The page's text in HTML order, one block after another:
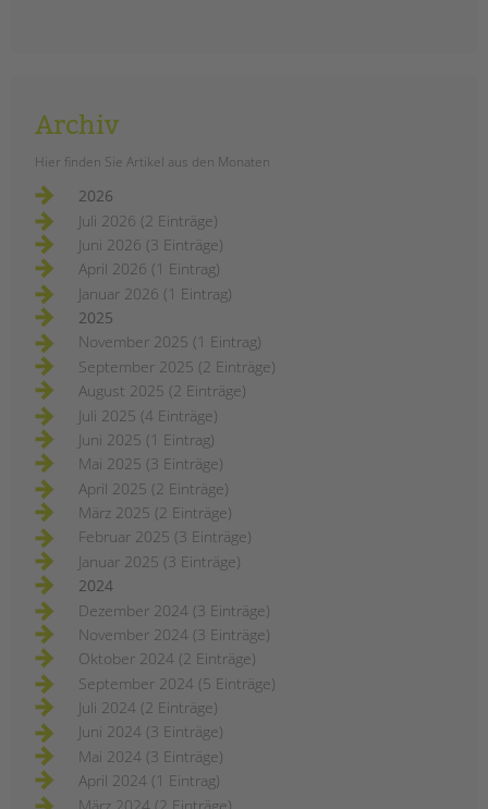
Zusatzqualifizierungen und
zahlreiche ein- bis mehrägigen
Kinderschutz, Eltern- und
Familienarbeit, Medienkompetenz,
Inklusion uvm.
weiterlesentandem
btl
akademie:
die
fortbildungen
Archiv
Hier finden Sie Artikel aus den Monaten
2026
Juli 2026 (2 Einträge)
Juni 2026 (3 Einträge)
April 2026 (1 Eintrag)
Januar 2026 (1 Eintrag)
2025
November 2025 (1 Eintrag)
September 2025 (2 Einträge)
August 2025 (2 Einträge)
Juli 2025 (4 Einträge)
Juni 2025 (1 Eintrag)
Mai 2025 (3 Einträge)
April 2025 (2 Einträge)
März 2025 (2 Einträge)
Februar 2025 (3 Einträge)
Januar 2025 (3 Einträge)
2024
Dezember 2024 (3 Einträge)
November 2024 (3 Einträge)
Oktober 2024 (2 Einträge)
September 2024 (5 Einträge)
Juli 2024 (2 Einträge)
Juni 2024 (3 Einträge)
Mai 2024 (3 Einträge)
April 2024 (1 Eintrag)
März 2024 (2 Einträge)